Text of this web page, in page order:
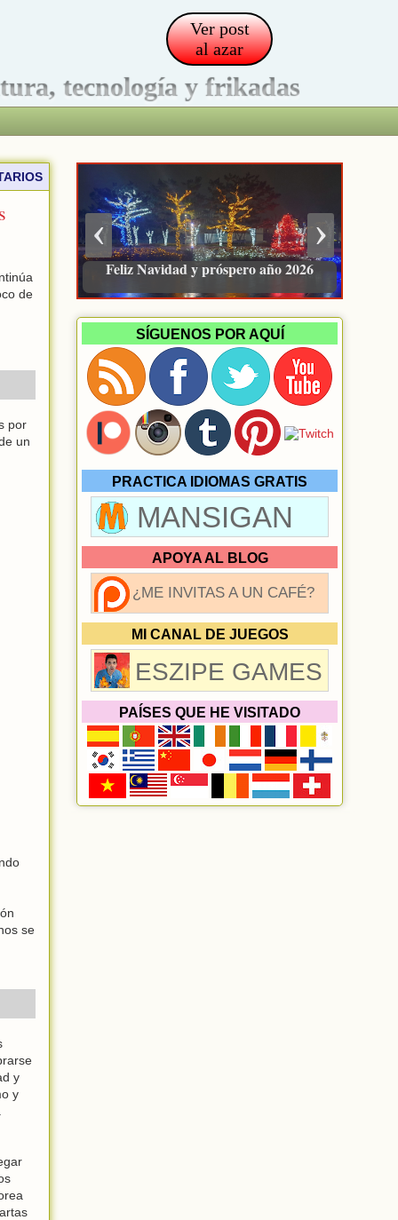
Ver post
al azar
tecnología y frikadas
de
por
un
se
y
y
Pacienzudo, newsletter sobre finanzas
e inversión
Feliz Navidad y próspero año 2026
›
‹
SÍGUENOS POR AQUÍ
PRACTICA IDIOMAS GRATIS
MANSIGAN
APOYA AL BLOG
¿ME INVITAS A UN CAFÉ?
MI CANAL DE JUEGOS
ESZIPE GAMES
PAÍSES QUE HE VISITADO